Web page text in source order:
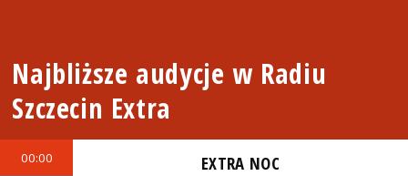
Najbliższe audycje w Radiu
Szczecin Extra
00:00 EXTRA NOC